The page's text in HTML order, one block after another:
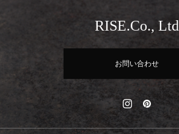
RISE.Co., Ltd
お問い合わせ